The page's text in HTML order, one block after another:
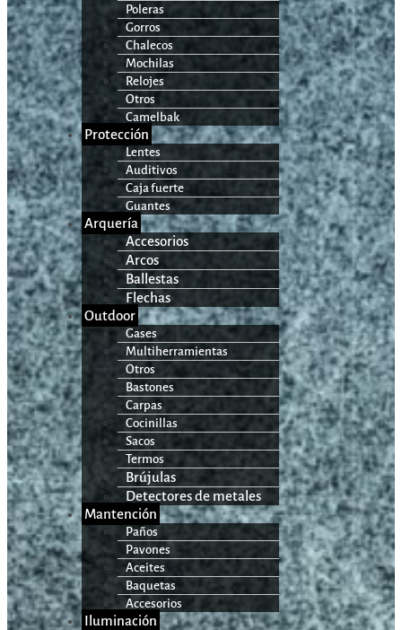
Poleras
Gorros
Chalecos
Mochilas
Relojes
Otros
Camelbak
Protección
Lentes
Auditivos
Caja fuerte
Guantes
Arquería
Accesorios
Arcos
Ballestas
Flechas
Outdoor
Gases
Multiherramientas
Otros
Bastones
Carpas
Cocinillas
Sacos
Termos
Brújulas
Detectores de metales
Mantención
Paños
Pavones
Aceites
Baquetas
Accesorios
Iluminación